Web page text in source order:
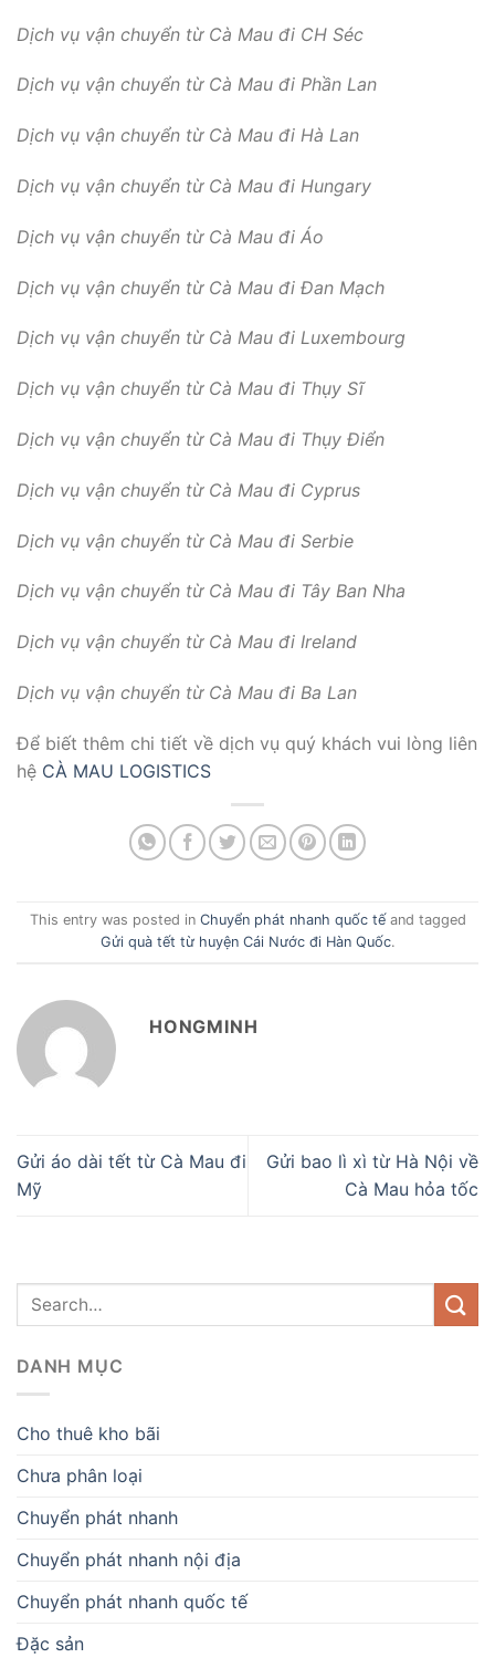
Dịch vụ vận chuyển từ Cà Mau đi CH Séc
Dịch vụ vận chuyển từ Cà Mau đi Phần Lan
Dịch vụ vận chuyển từ Cà Mau đi Hà Lan
Dịch vụ vận chuyển từ Cà Mau đi Hungary
Dịch vụ vận chuyển từ Cà Mau đi Áo
Dịch vụ vận chuyển từ Cà Mau đi Đan Mạch
Dịch vụ vận chuyển từ Cà Mau đi Luxembourg
Dịch vụ vận chuyển từ Cà Mau đi Thụy Sĩ
Dịch vụ vận chuyển từ Cà Mau đi Thụy Điển
Dịch vụ vận chuyển từ Cà Mau đi Cyprus
Dịch vụ vận chuyển từ Cà Mau đi Serbie
Dịch vụ vận chuyển từ Cà Mau đi Tây Ban Nha
Dịch vụ vận chuyển từ Cà Mau đi Ireland
Dịch vụ vận chuyển từ Cà Mau đi Ba Lan
Để biết thêm chi tiết về dịch vụ quý khách vui lòng liên
hệ CÀ MAU LOGISTICS
This entry was posted in Chuyển phát nhanh quốc tếand tagged
Gửi quà tết từ huyện Cái Nước đi Hàn Quốc.
HONGMINH
Gửi áo dài tết từ Cà Mau đi
Mỹ
Gửi bao lì xì từ Hà Nội về
Cà Mau hỏa tốc
DANH MỤC
Cho thuê kho bãi
Chưa phân loại
Chuyển phát nhanh
Chuyển phát nhanh nội địa
Chuyển phát nhanh quốc tế
Đặc sản